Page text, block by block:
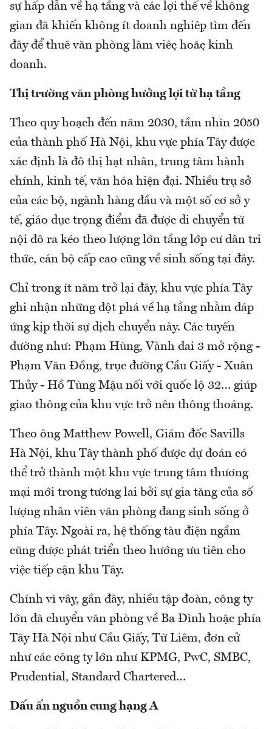
sự hấp dẫn về hạ tầng và các lợi thế về không
gian đã khiến không ít doanh nghiệp tìm đến
đây để thuê văn phòng làm việc hoặc kinh
doanh.
Thị trường văn phòng hưởng lợi từ hạ tầng
Theo quy hoạch đến năm 2030, tầm nhìn 2050
của thành phố Hà Nội, khu vực phía Tây được
xác định là đô thị hạt nhân, trung tâm hành
chính, kinh tế, văn hóa hiện đại. Nhiều trụ sở
của các bộ, ngành hàng đầu và một số cơ sở y
tế, giáo dục trọng điểm đã được di chuyển từ
nội đô ra kéo theo lượng lớn tầng lớp cư dân tri
thức, cán bộ cấp cao cũng về sinh sống tại đây.
Chỉ trong ít năm trở lại đây, khu vực phía Tây
ghi nhận những đột phá về hạ tầng nhằm đáp
ứng kịp thời sự dịch chuyển này. Các tuyến
đường như: Phạm Hùng, Vành đai 3 mở rộng -
Phạm Văn Đồng, trục đường Cầu Giấy - Xuân
Thủy - Hồ Tùng Mậu nối với quốc lộ 32… giúp
giao thông của khu vực trở nên thông thoáng.
Theo ông Matthew Powell, Giám đốc Savills
Hà Nội, khu Tây thành phố được dự đoán có
thể trở thành một khu vực trung tâm thương
mại mới trong tương lai bởi sự gia tăng của số
lượng nhân viên văn phòng đang sinh sống ở
phía Tây. Ngoài ra, hệ thống tàu điện ngầm
cũng được phát triển theo hướng ưu tiên cho
việc tiếp cận khu Tây.
Chính vì vậy, gần đây, nhiều tập đoàn, công ty
lớn đã chuyển văn phòng về Ba Đình hoặc phía
Tây Hà Nội như Cầu Giấy, Từ Liêm, đơn cử
như các công ty lớn như KPMG, PwC, SMBC,
Prudential, Standard Chartered…
Dấu ấn nguồn cung hạng A